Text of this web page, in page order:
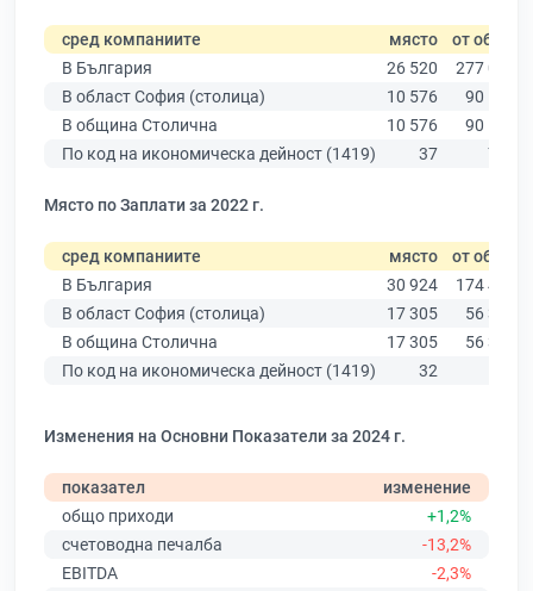
сред компаниите място от общо
В България
26 520
277 019
В област София (столица)
10 576
90 178
В община Столична
10 576
90 178
По код на икономическа дейност (1419)
37 739
Място по Заплати за 2022 г.
сред компаниите място от общо
В България
30 924
174 403
В област София (столица)
17 305
56 378
В община Столична
17 305
56 378
По код на икономическа дейност (1419)
32
Изменения на Основни Показатели за 2024 г.
показател
изменение
общо приходи
+1,2%
счетоводна печалба
-13,2%
EBITDA
-2,3%